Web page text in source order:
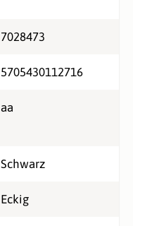
7028473
5705430112716
aa
Schwarz
Eckig